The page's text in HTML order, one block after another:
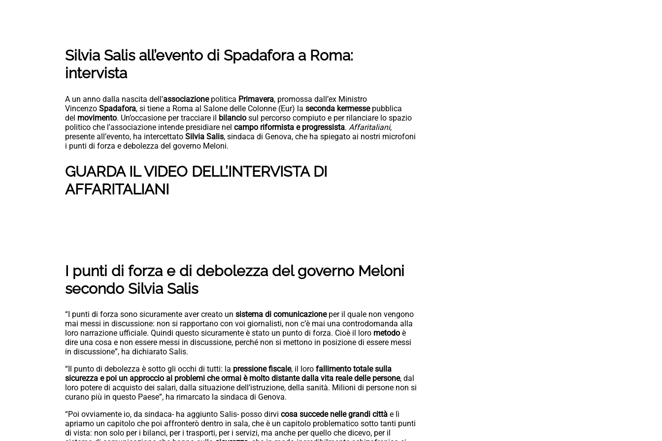
Silvia Salis all’evento di Spadafora a Roma:
intervista
A un anno dalla nascita dell’associazionepolitica Primavera, promossa dall’ex Ministro
Vincenzo Spadafora, si tiene a Roma al Salone delle Colonne (Eur) la seconda kermessepubblica
del movimento. Un’occasione per tracciare il bilancio sul percorso compiuto e per rilanciare lo spazio
politico che l’associazione intende presidiare nel campo riformista e progressista. Affaritaliani,
presente all’evento, ha intercettato Silvia Salis, sindaca di Genova, che ha spiegato ai nostri microfoni
i punti di forza e debolezza del governo Meloni.
GUARDA IL VIDEO DELL’INTERVISTA DI
AFFARITALIANI
I punti di forza e di debolezza del governo Meloni
secondo Silvia Salis
“I punti di forza sono sicuramente aver creato un sistema di comunicazione per il quale non vengono
mai messi in discussione: non si rapportano con voi giornalisti, non c’è mai una controdomanda alla
loro narrazione ufficiale. Quindi questo sicuramente è stato un punto di forza. Cioè il loro metodo è
dire una cosa e non essere messi in discussione, perché non si mettono in posizione di essere messi
in discussione”, ha dichiarato Salis.
“Il punto di debolezza è sotto gli occhi di tutti: la pressione fiscale, il loro fallimento totale sulla
sicurezza e poi un approccio ai problemi che ormai è molto distante dalla vita reale delle persone, dal
loro potere di acquisto dei salari, dalla situazione dell’istruzione, della sanità. Milioni di persone non si
curano più in questo Paese”, ha rimarcato la sindaca di Genova.
“Poi ovviamente io, da sindaca- ha aggiunto Salis- posso dirvi cosa succede nelle grandi città e lì
apriamo un capitolo che poi affronterò dentro in sala, che è un capitolo problematico sotto tanti punti
di vista: non solo per i bilanci, per i trasporti, per i servizi, ma anche per quello che dicevo, per il